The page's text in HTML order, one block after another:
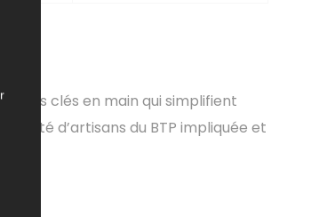
clés en main qui simplifient
d’artisans du BTP impliquée et